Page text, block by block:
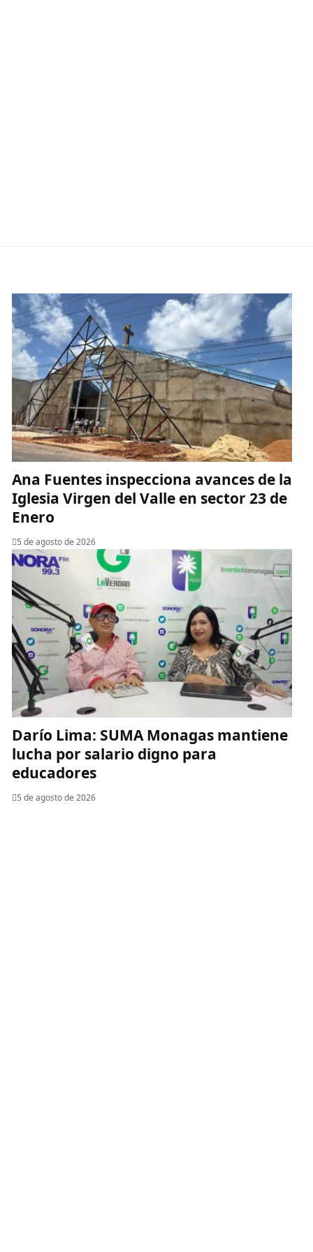
Ana Fuentes inspecciona avances de la
Iglesia Virgen del Valle en sector 23 de
Enero
5 de agosto de 2026
Darío Lima: SUMA Monagas mantiene
lucha por salario digno para
educadores
5 de agosto de 2026